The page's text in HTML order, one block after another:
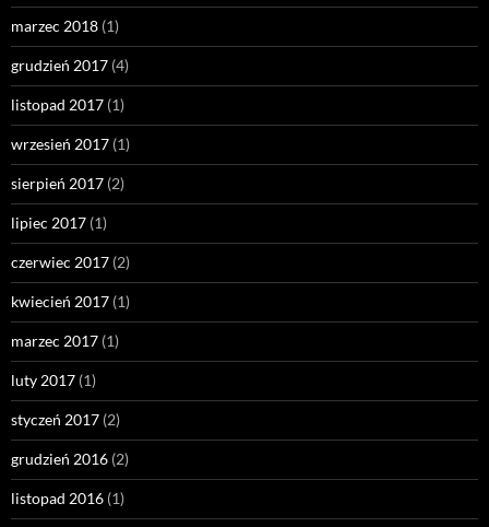
marzec 2018 (1)
grudzień 2017 (4)
listopad 2017 (1)
wrzesień 2017 (1)
sierpień 2017 (2)
lipiec 2017 (1)
czerwiec 2017 (2)
kwiecień 2017 (1)
marzec 2017 (1)
luty 2017 (1)
styczeń 2017 (2)
grudzień 2016 (2)
listopad 2016 (1)